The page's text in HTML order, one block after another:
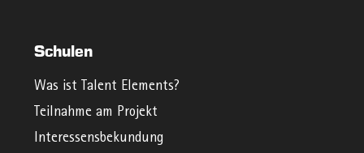
Schulen
Was ist Talent Elements?
Teilnahme am Projekt
Interessensbekundung